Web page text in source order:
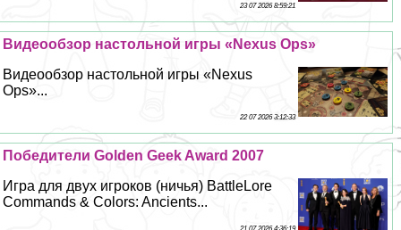
23 07 2026 8:59:21
Видеообзор настольной игры «Nexus Ops»
Видеообзор настольной игры «Nexus
Ops»...
22 07 2026 3:12:33
Победители Golden Geek Award 2007
Игра для двух игроков (ничья) BattleLore
Commands & Colors: Ancients...
21 07 2026 4:36:19